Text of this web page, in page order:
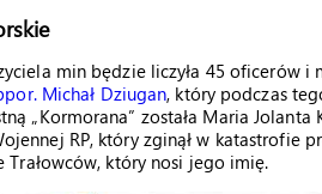
min będzie liczyła 45 oficerów i
Michał Dziugan, który podczas
„Kormorana” została Maria
RP, który zginął w katastrofie
Trałowców, który nosi jego imię.